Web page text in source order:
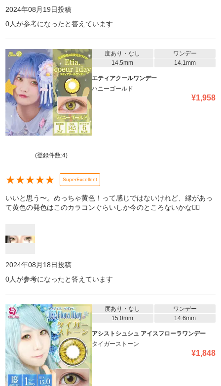
2024年08月19日投稿
0人が参考になったと答えています
度あり・なし
ワンデー
14.5mm
14.1mm
エティアクールワンデー
ハニーゴールド
¥1,958
(登録件数:4)
★★★★★ SuperExcellent
いいと思う〜。めっちゃ黄色！って感じではないけれど、縁があっ
て黄色の発色はこのカラコンぐらいしか今のところないかな☝🏻
2024年08月18日投稿
0人が参考になったと答えています
度あり・なし
ワンデー
15.0mm
14.6mm
アシストシュシュ アイスフローラワンデー
タイガーストーン
¥1,848